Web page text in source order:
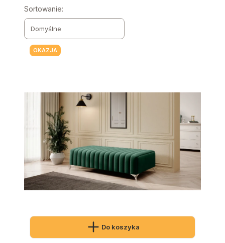
Lista produktów
Sortowanie:
Domyślne
OKAZJA
Do koszyka